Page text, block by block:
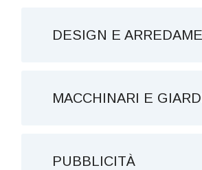
DESIGN E
MACCHINARI E
PUBBLICITÀ